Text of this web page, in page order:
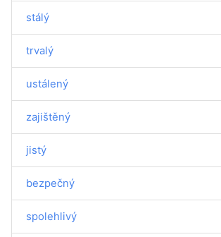
stálý
trvalý
ustálený
zajištěný
jistý
bezpečný
spolehlivý